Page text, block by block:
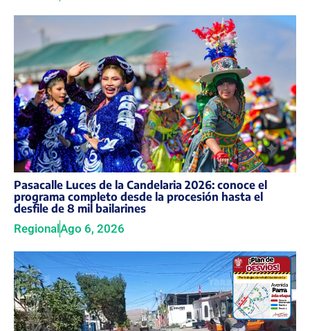
Pasacalle Luces de la Candelaria 2026: conoce el
programa completo desde la procesión hasta el
desfile de 8 mil bailarines
Regional Ago 6, 2026